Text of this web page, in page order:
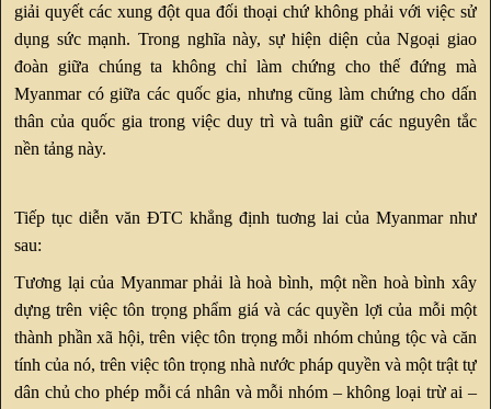
giải quyết các xung đột qua đối thoại chứ không phải với việc sử
dụng sức mạnh. Trong nghĩa này, sự hiện diện của Ngoại giao
đoàn giữa chúng ta không chỉ làm chứng cho thế đứng mà
Myanmar có giữa các quốc gia, nhưng cũng làm chứng cho dấn
thân của quốc gia trong việc duy trì và tuân giữ các nguyên tắc
nền tảng này.
Tiếp tục diễn văn ĐTC khẳng định tuơng lai của Myanmar như
sau:
Tương lại của Myanmar phải là hoà bình, một nền hoà bình xây
dựng trên việc tôn trọng phẩm giá và các quyền lợi của mỗi một
thành phần xã hội, trên việc tôn trọng mỗi nhóm chủng tộc và căn
tính của nó, trên việc tôn trọng nhà nước pháp quyền và một trật tự
dân chủ cho phép mỗi cá nhân và mỗi nhóm – không loại trừ ai –